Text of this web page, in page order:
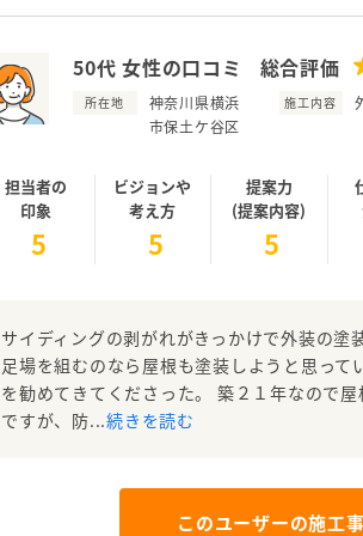
50代 女性の口コミ 総合評価
所在地
神奈川県横浜
市保土ケ谷区
施工内容
担当者の
印象
5
ビジョンや
考え方
5
提案力
(提案内容)
5
サイディングの剥がれがきっかけで外装の塗
足場を組むのなら屋根も塗装しようと思っ
を勧めてきてくださった。 築２１年なので
ですが、防...続きを読む
このユーザーの施工